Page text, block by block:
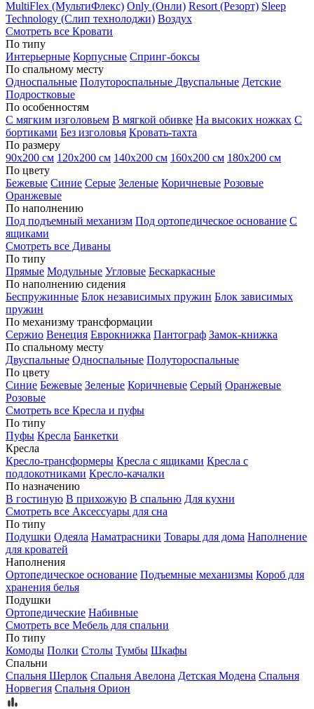
MultiFlex (МультиФлекс) Only (Онли) Resort (Резорт) Sleep
Technology (Слип технолоджи) Воздух
Смотреть все Кровати
По типу
Интерьерные Корпусные Спринг-боксы
По спальному месту
Односпальные Полутороспальные Двуспальные Детские
Подростковые
По особенностям
С мягким изголовьем В мягкой обивке На высоких ножках С
бортиками Без изголовья Кровать-тахта
По размеру
90х200 см 120х200 см 140х200 см 160х200 см 180х200 см
По цвету
Бежевые Синие Серые Зеленые Коричневые Розовые
Оранжевые
По наполнению
Под подъемный механизм Под ортопедическое основание С
ящиками
Смотреть все Диваны
По типу
Прямые Модульные Угловые Бескаркасные
По наполнению сидения
Беспружинные Блок независимых пружин Блок зависимых
пружин
По механизму трансформации
Сержио Венеция Еврокнижка Пантограф Замок-книжка
По спальному месту
Двуспальные Односпальные Полутороспальные
По цвету
Синие Бежевые Зеленые Коричневые Серый Оранжевые
Розовые
Смотреть все Кресла и пуфы
По типу
Пуфы Кресла Банкетки
Кресла
Кресло-трансформеры Кресла с ящиками Кресла с
подлокотниками Кресло-качалки
По назначению
В гостиную В прихожую В спальню Для кухни
Смотреть все Аксессуары для сна
По типу
Подушки Одеяла Наматрасники Товары для дома Наполнение
для кроватей
Наполнения
Ортопедическое основание Подъемные механизмы Короб для
хранения белья
Подушки
Ортопедические Набивные
Смотреть все Мебель для спальни
По типу
Комоды Полки Столы Тумбы Шкафы
Спальни
Спальня Шерлок Спальня Авелона Детская Модена Спальня
Норвегия Спальня Орион